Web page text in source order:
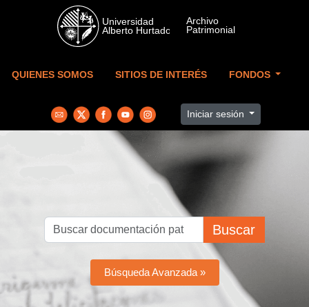
Skip to main content
QUIENES SOMOS SITIOS DE INTERÉS FONDOS
Iniciar sesión
Buscar
Búsqueda Avanzada »